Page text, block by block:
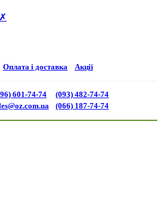
Оплата і доставка Акції
601-74-74
(093) 482-74-74
(066) 187-74-74